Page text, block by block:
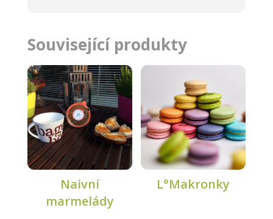
Související produkty
Naivní
marmelády
L°Makronky